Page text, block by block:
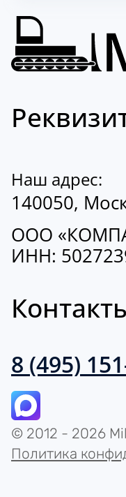
Наш адрес:
140050,
ООО
ИНН:
8 (495)
© 2012 - 2026
Политика